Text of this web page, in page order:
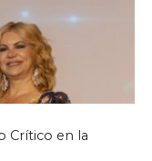
Crítico en la